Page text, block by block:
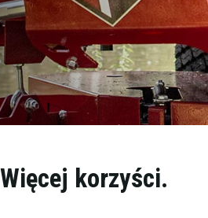
korzyści.